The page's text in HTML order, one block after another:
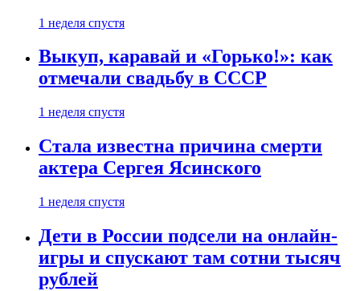
1 неделя спустя
Выкуп, каравай и «Горько!»: как
отмечали свадьбу в СССР
1 неделя спустя
Стала известна причина смерти
актера Сергея Ясинского
1 неделя спустя
Дети в России подсели на онлайн-
игры и спускают там сотни тысяч
рублей